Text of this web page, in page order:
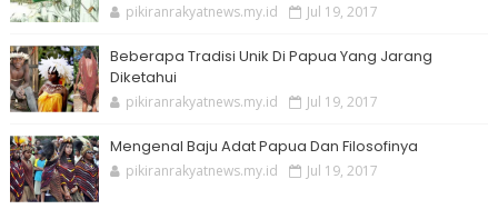
pikiranrakyatnews.my.id Jul 19, 2017
Beberapa Tradisi Unik Di Papua Yang Jarang
Diketahui
pikiranrakyatnews.my.id Jul 19, 2017
Mengenal Baju Adat Papua Dan Filosofinya
pikiranrakyatnews.my.id Jul 19, 2017